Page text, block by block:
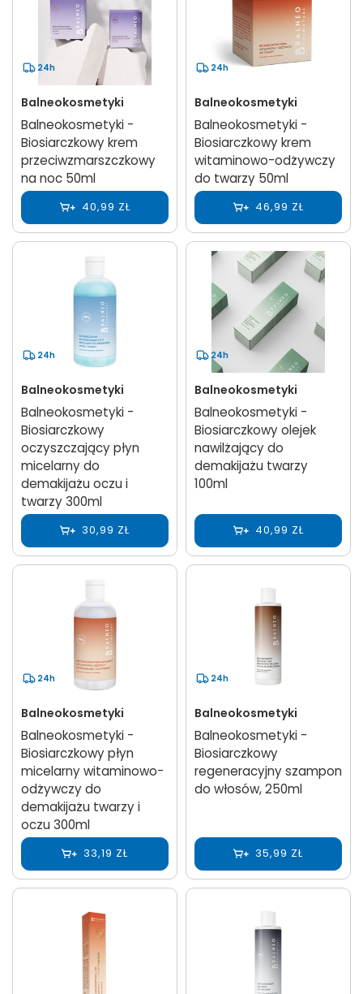
24h
Balneokosmetyki
Balneokosmetyki -
Biosiarczkowy krem
przeciwzmarszczkowy
na noc 50ml
40,99 ZŁ
24h
Balneokosmetyki
Balneokosmetyki -
Biosiarczkowy krem
witaminowo-odżywczy
do twarzy 50ml
46,99 ZŁ
24h
Balneokosmetyki
Balneokosmetyki -
Biosiarczkowy
oczyszczający płyn
micelarny do
demakijażu oczu i
twarzy 300ml
30,99 ZŁ
24h
Balneokosmetyki
Balneokosmetyki -
Biosiarczkowy olejek
nawilżający do
demakijażu twarzy
100ml
40,99 ZŁ
24h
Balneokosmetyki
Balneokosmetyki -
Biosiarczkowy płyn
micelarny witaminowo-
odżywczy do
demakijażu twarzy i
oczu 300ml
33,19 ZŁ
24h
Balneokosmetyki
Balneokosmetyki -
Biosiarczkowy
regeneracyjny szampon
do włosów, 250ml
35,99 ZŁ